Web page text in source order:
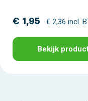
€ 1,95 € 2,36 incl.
Bekijk